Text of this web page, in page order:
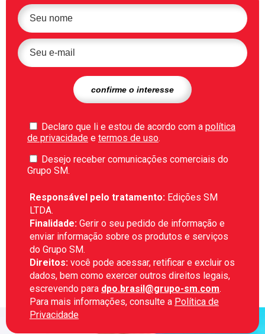
Declaro que li e estou de acordo com a política
de privacidade e termos de uso.
Desejo receber comunicações comerciais do
Grupo SM.
Responsável pelo tratamento: Edições SM
LTDA.
Finalidade: Gerir o seu pedido de informação e
enviar informação sobre os produtos e serviços
do Grupo SM.
Direitos: você pode acessar, retificar e excluir os
dados, bem como exercer outros direitos legais,
escrevendo para dpo.brasil@grupo-sm.com.
Para mais informações, consulte a Política de
Privacidade